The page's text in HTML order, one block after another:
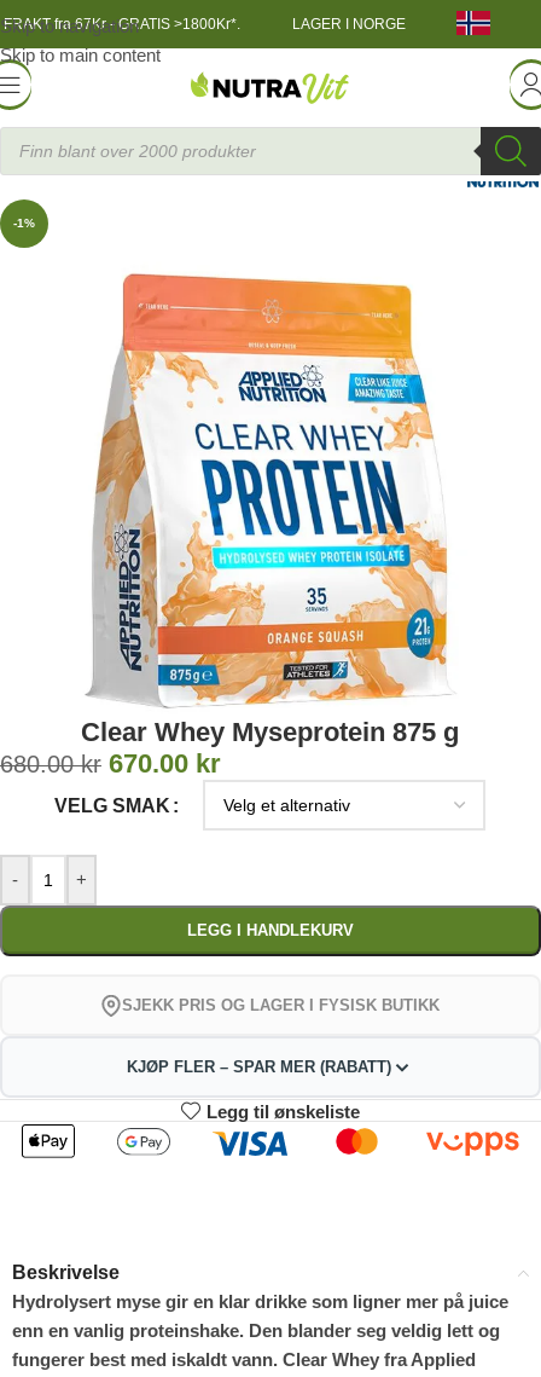
Skip to navigation
Skip to main content
FRAKT fra 67Kr - GRATIS >1800Kr*. LAGER I NORGE
TRENINGSNÆRING»Clear Whey Myseprotein 875 g
-1%
Clear Whey Myseprotein 875 g
680.00kr 670.00 kr
VELG SMAK
- +
LEGG I HANDLEKURV
SJEKK PRIS OG LAGER I FYSISK BUTIKK
KJØP FLER – SPAR MER (RABATT)
2
663.30
kr
3-4
656.60
4%
Legg til ønskeliste
Beskrivelse
Hydrolysert myse gir en klar drikke som ligner mer på juice
enn en vanlig proteinshake. Den blander seg veldig lett og
fungerer best med iskaldt vann. Clear Whey fra Applied